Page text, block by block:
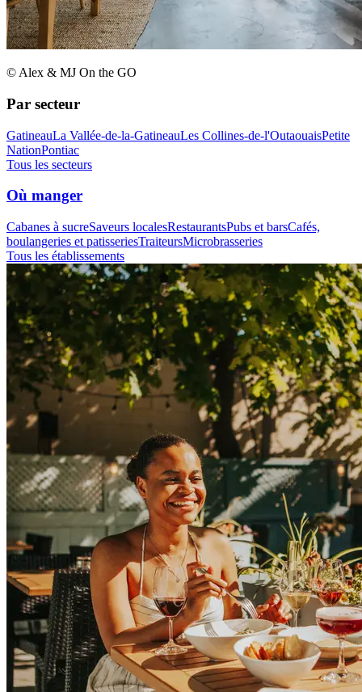
© Alex & MJ On the GO
Par secteur
GatineauLa Vallée-de-la-GatineauLes Collines-de-l'OutaouaisPetite
NationPontiac
Tous les secteurs
Où manger
Cabanes à sucreSaveurs localesRestaurantsPubs et barsCafés,
boulangeries et patisseriesTraiteursMicrobrasseries
Tous les établissements